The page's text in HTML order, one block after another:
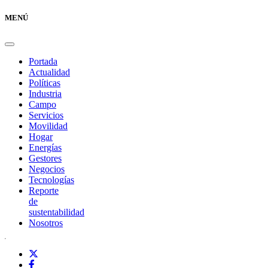
MENÚ
Portada
Actualidad
Políticas
Industria
Campo
Servicios
Movilidad
Hogar
Energías
Gestores
Negocios
Tecnologías
Reporte
de
sustentabilidad
Nosotros